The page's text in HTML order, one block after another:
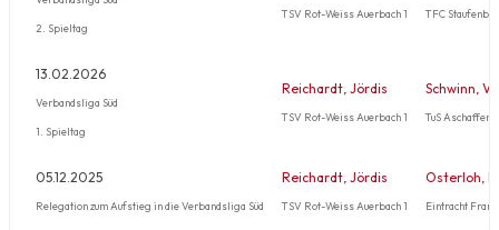
2. Spieltag
TSV Rot-Weiss Auerbach 1 TFC
13.02.2026
Verbandsliga Süd
1. Spieltag
Reichardt, Jördis
TSV Rot-Weiss Auerbach 1
Schwinn,
TuS
05.12.2025
Relegation zum Aufstieg in die Verbandsliga Süd
Reichardt, Jördis
TSV Rot-Weiss Auerbach 1
Osterloh,
Eintracht